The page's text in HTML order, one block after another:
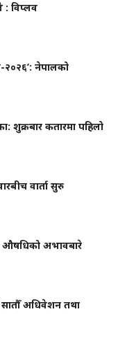
: विप्लव
२०२६’: नेपालको
शुक्रबार कतारमा पहिलो
वार्ता सुरु
औषधिको अभावबारे
सातौँ अधिवेशन तथा